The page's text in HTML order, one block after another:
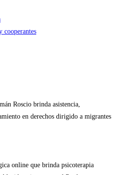
cooperantes
Roscio brinda asistencia,
en derechos dirigido a migrantes
online que brinda psicoterapia